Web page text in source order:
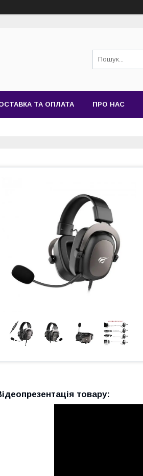
ТА ОПЛАТА ПРО НАС
товару: